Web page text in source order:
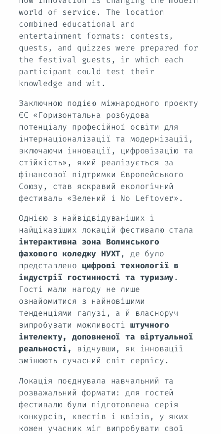
world of service. The location
combined educational and
entertainment formats: contests,
quests, and quizzes were prepared for
the festival guests, in which each
participant could test their
knowledge and wit.
Заключною подією міжнародного проєкту
ЄС «Горизонтальна розбудова
потенціалу професійної освіти для
інтернаціоналізації та модернізації,
включаючи інновації, цифровізацію та
стійкість», який реалізується за
фінансової підтримки Європейського
Союзу, став яскравий екологічний
фестиваль «Зелений і No Leftover».
Однією з найвідвідуваніших і
найцікавіших локацій фестивалю стала
інтерактивна зона Волинського
фахового коледжу НУХТ, де було
представлено цифрові технології в
індустрії гостинності та туризму.
Гості мали нагоду не лише
ознайомитися з найновішими
тенденціями галузі, а й власноруч
випробувати можливості штучного
інтелекту, доповненої та віртуальної
реальності,
відчувши, як інновації
змінюють сучасний світ сервісу.
Локація поєднувала навчальний та
розважальний формати: для гостей
фестивалю були підготовлена серія
конкурсів, квестів і квізів, у яких
кожен учасник міг випробувати свої